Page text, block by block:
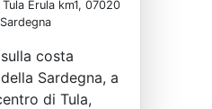
Erula km1, 07020
costa
Sardegna, a
di Tula,